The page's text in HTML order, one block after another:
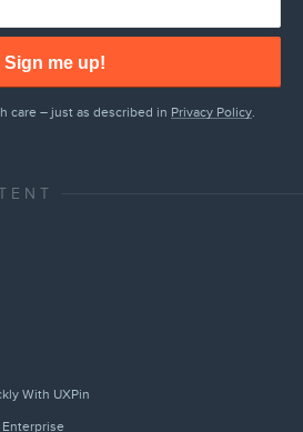
Sign me up!
care – just as described in Privacy Policy.
With UXPin